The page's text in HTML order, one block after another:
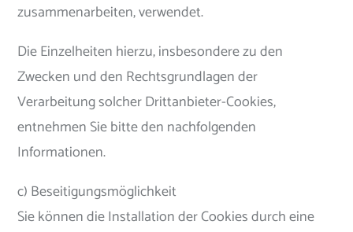
zusammenarbeiten, verwendet.
Die Einzelheiten hierzu, insbesondere zu den
Zwecken und den Rechtsgrundlagen der
Verarbeitung solcher Drittanbieter-Cookies,
entnehmen Sie bitte den nachfolgenden
Informationen.
c) Beseitigungsmöglichkeit
Sie können die Installation der Cookies durch eine